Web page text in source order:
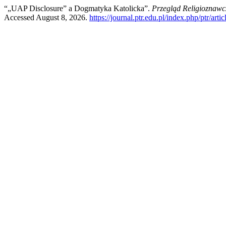
“„UAP Disclosure” a Dogmatyka Katolicka”. Przegląd
Accessed August 8, 2026. https://journal.ptr.edu.pl/index.php/ptr/